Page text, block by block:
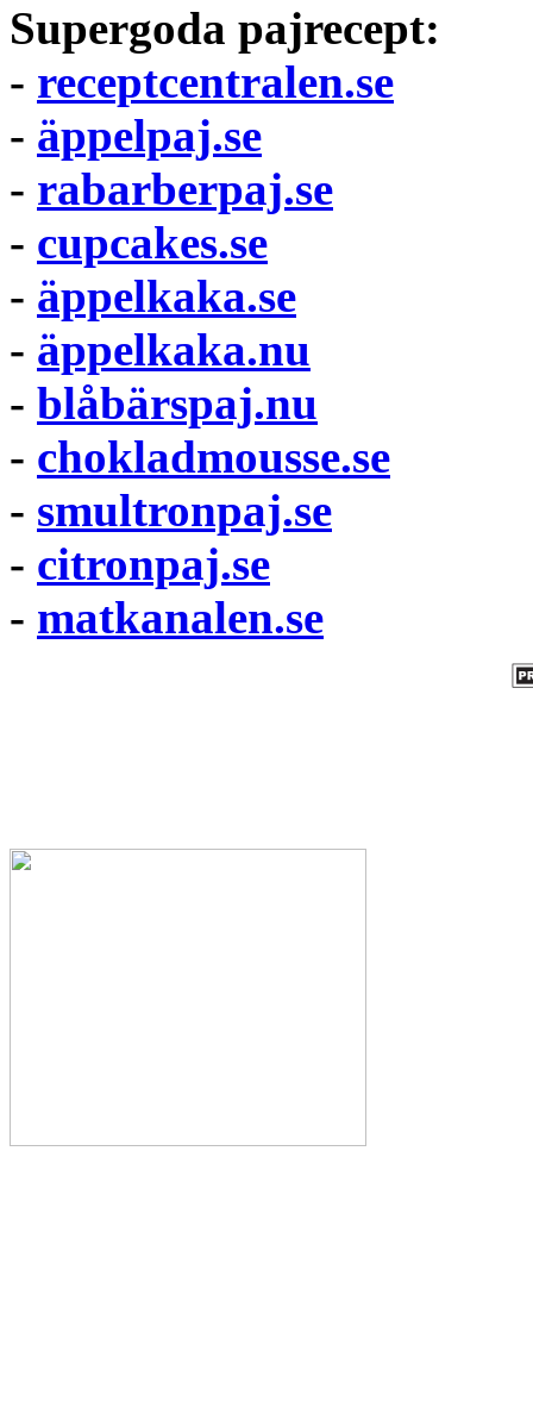
Supergoda pajrecept:
- receptcentralen.se
- äppelpaj.se
- rabarberpaj.se
- cupcakes.se
- äppelkaka.se
- äppelkaka.nu
- blåbärspaj.nu
- chokladmousse.se
- smultronpaj.se
- citronpaj.se
- matkanalen.se